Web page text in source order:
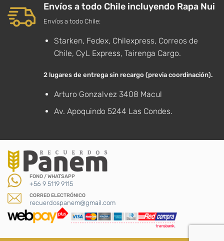
Envíos a todo Chile incluyendo Rapa Nui
Envíos a todo Chile:
Starken, Fedex, Chilexpress, Correos de
Chile, CyL Express, Tairenga Cargo.
2 lugares de entrega sin recargo (previa coordinación).
Arturo Gonzalvez 3408 Macul
Av. Apoquindo 5244 Las Condes.
FONO / WHATSAPP
+56 9 5119 9115
CORREO ELECTRÓNICO
recuerdospanem@gmail.com